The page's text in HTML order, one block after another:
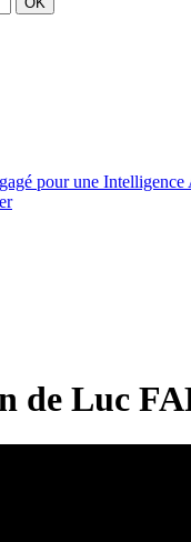
pour une
de Luc